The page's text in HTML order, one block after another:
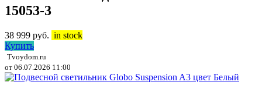
15053-3
38 999 руб. in stock
Купить
Tvoydom.ru
от 06.07.2026 11:00